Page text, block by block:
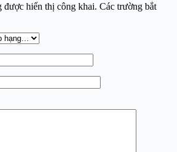
được hiển thị công khai. Các trường bắt